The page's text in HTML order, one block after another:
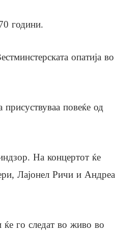
години.
опатија во
повеќе од
На концертот ќе
Лајонел Ричи и Андреа
ќе го следат во живо во